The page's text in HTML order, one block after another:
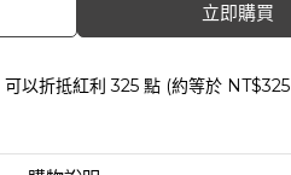
立即購買
可以折抵紅利325 點 (約等於 NT$325